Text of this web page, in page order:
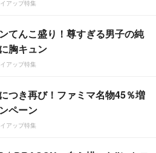
アップ特集
てんこ盛り！尊すぎる男子の純
胸キュン
アップ特集
つき再び！ファミマ名物45％増
ペーン
アップ特集